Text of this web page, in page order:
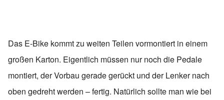
Das E-Bike kommt zu weiten Teilen vormontiert in einem
großen Karton. Eigentlich müssen nur noch die Pedale
montiert, der Vorbau gerade gerückt und der Lenker nach
oben gedreht werden – fertig. Natürlich sollte man wie bei